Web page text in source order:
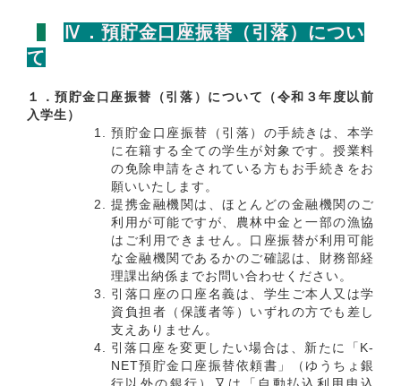
Ⅳ．預貯金口座振替（引落）につい
て
１．預貯金口座振替（引落）について（令和３年度以前
入学生）
預貯金口座振替（引落）の手続きは、本学
に在籍する全ての学生が対象です。授業料
の免除申請をされている方もお手続きをお
願いいたします。
提携金融機関は、ほとんどの金融機関のご
利用が可能ですが、農林中金と一部の漁協
はご利用できません。口座振替が利用可能
な金融機関であるかのご確認は、財務部経
理課出納係までお問い合わせください。
引落口座の口座名義は、学生ご本人又は学
資負担者（保護者等）いずれの方でも差し
支えありません。
引落口座を変更したい場合は、新たに「K-
NET預貯金口座振替依頼書」（ゆうちょ銀